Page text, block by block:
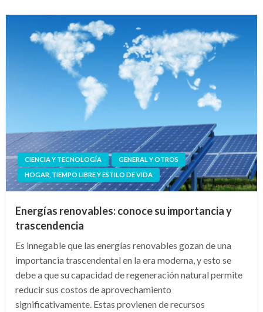
CIENCIA Y TECNOLOGÍA
GENERAL Y OTROS
HOGAR, TIEMPO LIBRE Y ESTILO DE VIDA
Energías renovables: conoce su importancia y
trascendencia
Es innegable que las energías renovables gozan de una
importancia trascendental en la era moderna, y esto se
debe a que su capacidad de regeneración natural permite
reducir sus costos de aprovechamiento
significativamente. Estas provienen de recursos